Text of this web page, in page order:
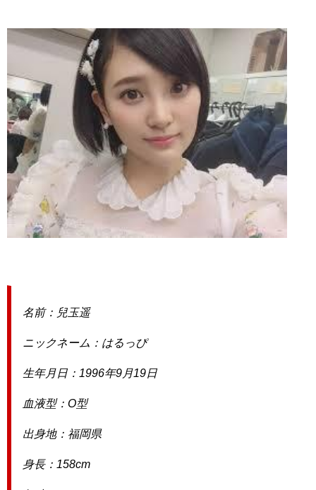
名前：兒玉遥
ニックネーム：はるっぴ
生年月日：1996年9月19日
血液型：O型
出身地：福岡県
身長：158cm